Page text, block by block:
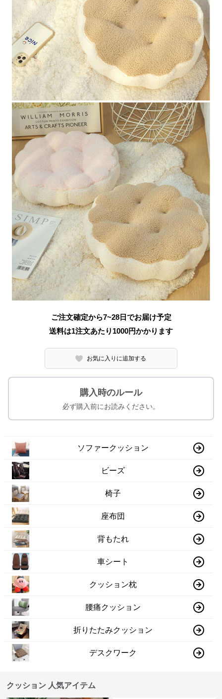
ご注文確定から7~28日でお届け予定
送料は1注文あたり 1000円かかります
お気に入りに追加する
購入時のルール
必ず購入前にお読みください。
ソファークッション
ビーズ
椅子
座布団
背もたれ
車シート
クッション枕
腰痛クッション
折りたたみクッション
デスクワーク
クッション 人気アイテム